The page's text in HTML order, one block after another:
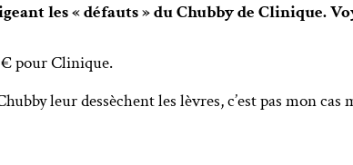
les « défauts » du Chubby de Clinique.
pour Clinique.
leur dessèchent les lèvres, c’est pas mon cas